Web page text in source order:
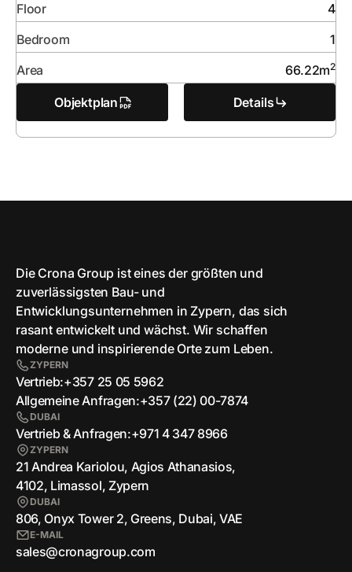
Floor
4
Bedroom
1
Area
66.22m2
Objektplan Details
Die Crona Group ist eines der größten und
zuverlässigsten Bau- und
Entwicklungsunternehmen in Zypern, das sich
rasant entwickelt und wächst. Wir schaffen
moderne und inspirierende Orte zum Leben.
ZYPERN
Vertrieb:+357 25 05 5962
Allgemeine Anfragen:+357 (22) 00-7874
DUBAI
Vertrieb & Anfragen:+971 4 347 8966
ZYPERN
21 Andrea Kariolou, Agios Athanasios,
4102, Limassol, Zypern
DUBAI
806, Onyx Tower 2, Greens, Dubai, VAE
E-MAIL
sales@cronagroup.com